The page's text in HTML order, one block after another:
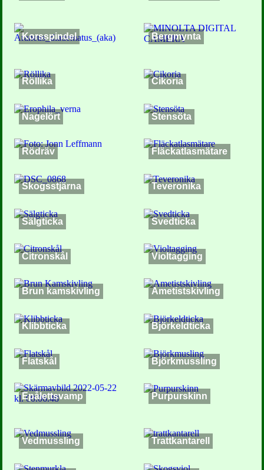
Korsspindel Bergmynta
Röllika Cikoria
Nagelört Stensöta
Rödräv Fläckatlasmätare
Skogsstjärna Teveronika
Sälgticka Svedticka
Citronskål Violtagging
Brun kamskivling Ametistskivling
Klibbticka Björkeldticka
Flatskål Björkmussling
Epålettsvamp Purpurskinn
Vedmussling Trattkantarell